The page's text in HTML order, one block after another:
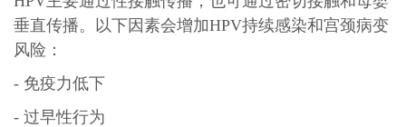
垂直传播。以下因素会增加HPV持续感染和宫颈病变
风险：
- 免疫力低下
- 过早性行为